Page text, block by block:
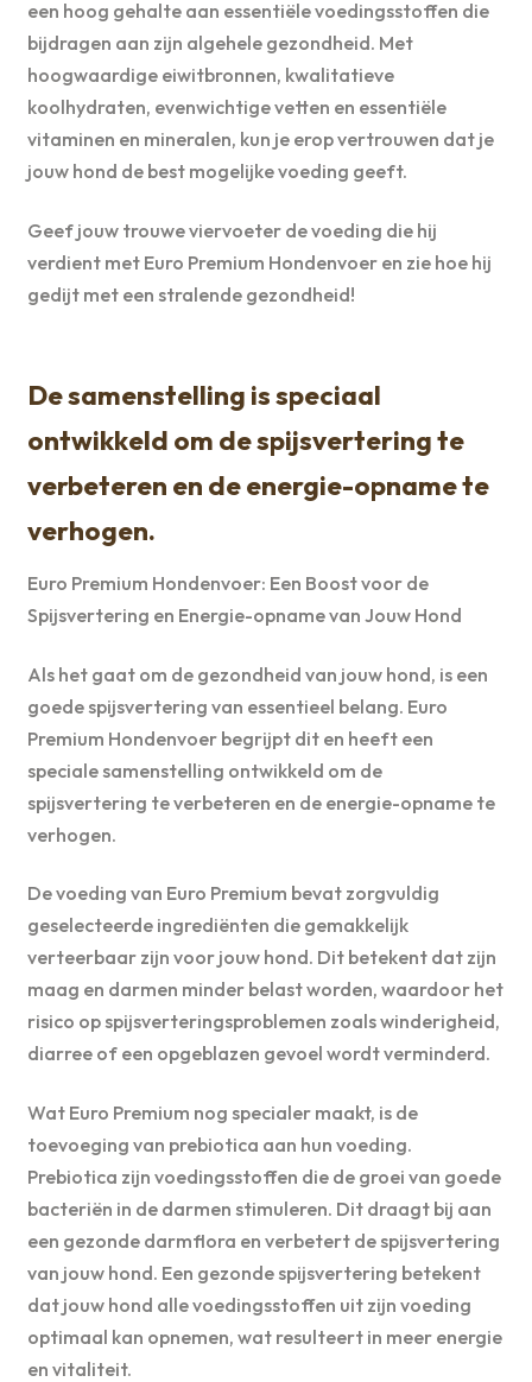
een hoog gehalte aan essentiële voedingsstoffen die
bijdragen aan zijn algehele gezondheid. Met
hoogwaardige eiwitbronnen, kwalitatieve
koolhydraten, evenwichtige vetten en essentiële
vitaminen en mineralen, kun je erop vertrouwen dat je
jouw hond de best mogelijke voeding geeft.
Geef jouw trouwe viervoeter de voeding die hij
verdient met Euro Premium Hondenvoer en zie hoe hij
gedijt met een stralende gezondheid!
De samenstelling is speciaal
ontwikkeld om de spijsvertering te
verbeteren en de energie-opname te
verhogen.
Euro Premium Hondenvoer: Een Boost voor de
Spijsvertering en Energie-opname van Jouw Hond
Als het gaat om de gezondheid van jouw hond, is een
goede spijsvertering van essentieel belang. Euro
Premium Hondenvoer begrijpt dit en heeft een
speciale samenstelling ontwikkeld om de
spijsvertering te verbeteren en de energie-opname te
verhogen.
De voeding van Euro Premium bevat zorgvuldig
geselecteerde ingrediënten die gemakkelijk
verteerbaar zijn voor jouw hond. Dit betekent dat zijn
maag en darmen minder belast worden, waardoor het
risico op spijsverteringsproblemen zoals winderigheid,
diarree of een opgeblazen gevoel wordt verminderd.
Wat Euro Premium nog specialer maakt, is de
toevoeging van prebiotica aan hun voeding.
Prebiotica zijn voedingsstoffen die de groei van goede
bacteriën in de darmen stimuleren. Dit draagt bij aan
een gezonde darmflora en verbetert de spijsvertering
van jouw hond. Een gezonde spijsvertering betekent
dat jouw hond alle voedingsstoffen uit zijn voeding
optimaal kan opnemen, wat resulteert in meer energie
en vitaliteit.